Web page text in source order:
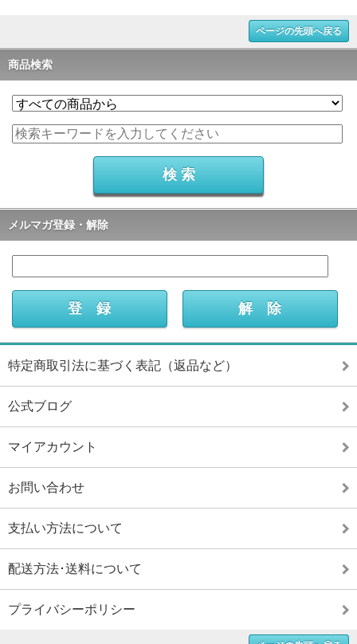
ページの先頭へ戻る
商品検索
メルマガ登録・解除
特定商取引法に基づく表記（返品など）
公式ブログ
マイアカウント
お問い合わせ
支払い方法について
配送方法･送料について
プライバシーポリシー